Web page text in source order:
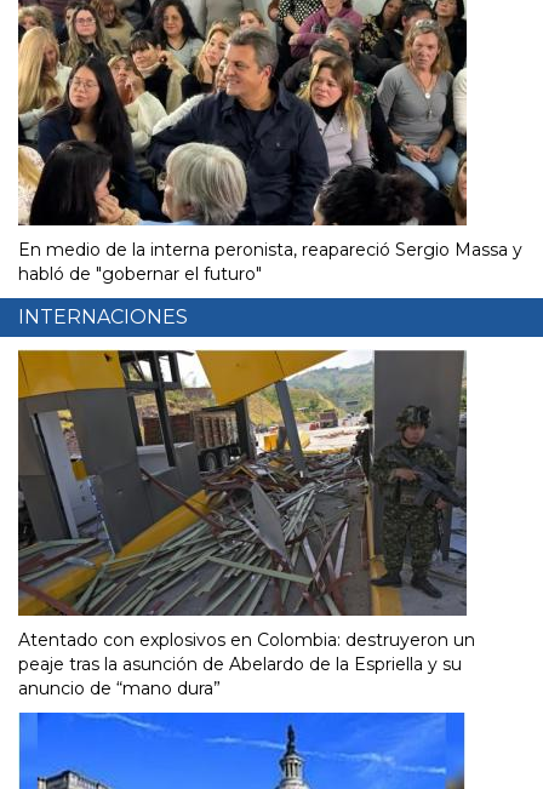
En medio de la interna peronista, reapareció Sergio Massa y
habló de "gobernar el futuro"
INTERNACIONES
Atentado con explosivos en Colombia: destruyeron un
peaje tras la asunción de Abelardo de la Espriella y su
anuncio de “mano dura”